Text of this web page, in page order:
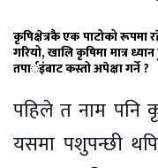
कृषिक्षेत्रकै एक पाटोको रूपमा
गरियो, खालि कृषिमा मात्र
तपार्इंबाट कस्तो अपेक्षा गर्ने ?
पहिले त नाम पनि
यसमा पशुपन्छी